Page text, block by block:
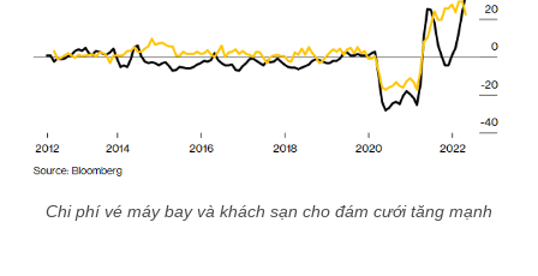
Chi phí vé máy bay và khách sạn cho đám cưới tăng mạnh